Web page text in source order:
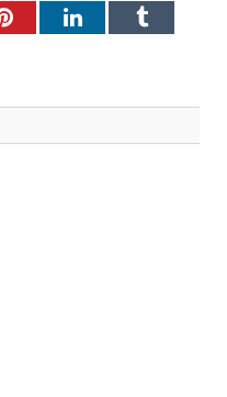
PinterestLinkedInTumblr